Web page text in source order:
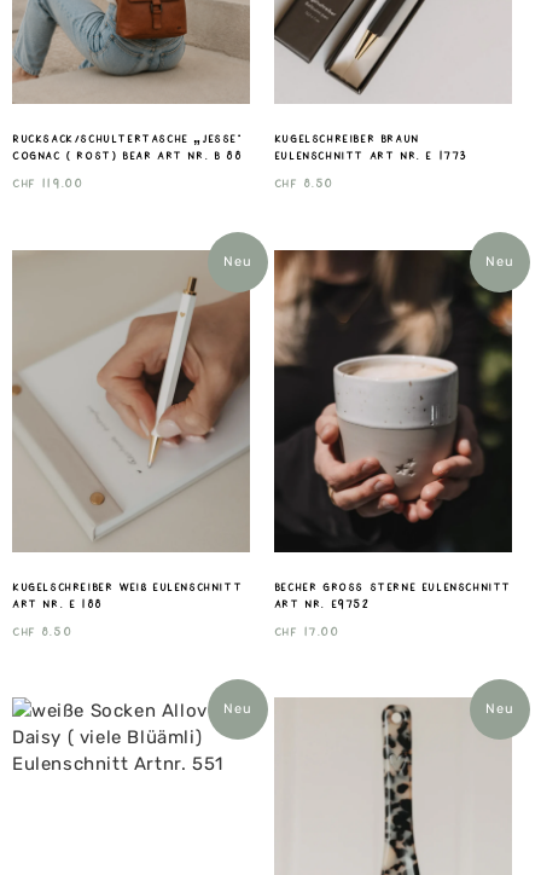
Rucksack/Schultertasche „Jesse“
Cognac ( rost) Bear Art nr. B 88
CHF 119.00
Kugelschreiber Braun
Eulenschnitt Art nr. E 1773
CHF 8.50
Neu
Kugelschreiber Weiß Eulenschnitt
Art nr. E 188
CHF 8.50
Neu
Becher gross Sterne Eulenschnitt
Art nr. E9752
CHF 17.00
Neu Neu